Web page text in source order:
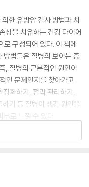
한 유방암 검사 방법과 치
상을 치유하는 건강 다이어
로 구성되어 있다. 이 책에
방법들은 질병의 보이는 증
, 질병의 근본적인 원인이
인 문제인지를 찾아가고
정화하기, 점막 관리하기,
기 등 질병이 생긴 원인을
로 느낄 수 있다.
교정으로, 요요 없이 건강
하루하루 지정한 음식을